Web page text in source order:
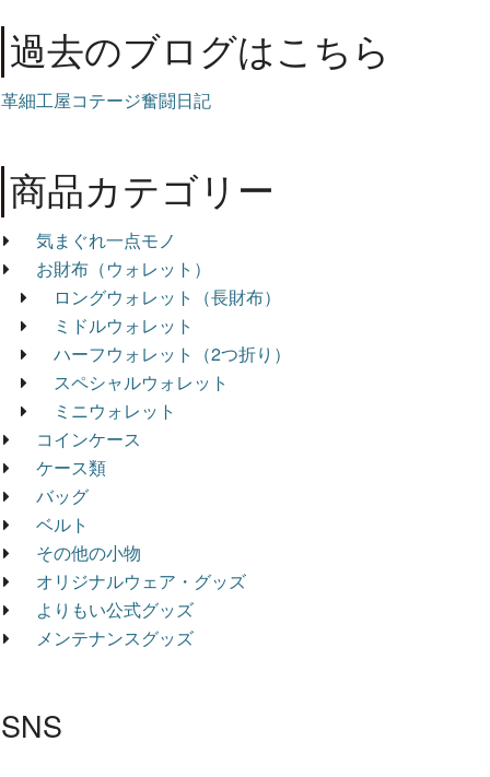
過去のブログはこちら
革細工屋コテージ奮闘日記
商品カテゴリー
気まぐれ一点モノ
お財布（ウォレット）
ロングウォレット（長財布）
ミドルウォレット
ハーフウォレット（2つ折り）
スペシャルウォレット
ミニウォレット
コインケース
ケース類
バッグ
ベルト
その他の小物
オリジナルウェア・グッズ
よりもい公式グッズ
メンテナンスグッズ
SNS